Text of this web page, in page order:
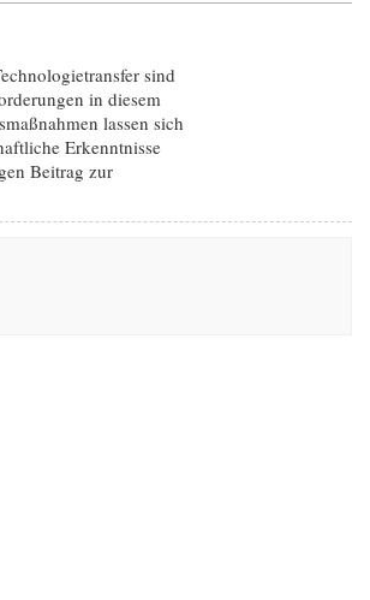
sind
in diesem
lassen sich
Erkenntnisse
Beitrag zur